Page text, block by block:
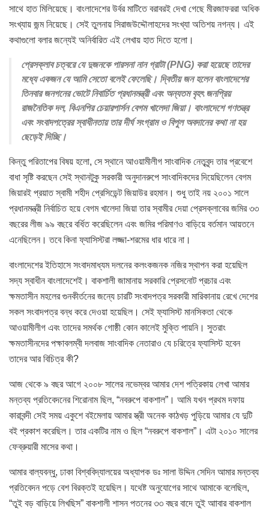
সাথে হাত মিলিয়েছে। বাংলাদেশের উর্বর মাটিতে বরাবরই দেখা গেছে মীরজাফররা অধিক
সংখ্যায় জন্ম নিয়েছে। সেই তুলনায় সিরাজউদ্দৌলাহদের সংখ্যা অতিশয় নগন্য। এই
কথাগুলো বলার জন্যেই অনির্বারিত এই লেখায় হাত দিতে হলো।
প্রেসক্লাব চত্বরে যে দুজনকে পারসনা নান গ্রাটা (PNG) করা হয়েছে তাদের
মধ্যে একজন যে আমি সেতো বলেই ফেলেছি। দ্বিতীয় জন হলেন বাংলাদেশের
তিনবার জনগনের ভোটে নিবার্চিত প্রধানমন্ত্রী এবং অন্যতম বৃহৎ জনপ্রিয়
রাজনৈতিক দল, বিএনপির চেয়ারপার্সন বেগম খালেদা জিয়া। বাংলাদেশে গণতন্ত্র
এবং সংবাদপত্রের স্বাধীনতায় তার দীর্ঘ সংগ্রাম ও বিপুল অবদানের কথা না হয়
ছেড়েই দিচ্ছি।
কিন্তু পরিতাপের বিষয় হলো, সে স্থানে আওয়ামীলীগ সাংবাদিক নেতৃবৃন্দ তার প্রবেশে
বাধা সৃষ্টি করছেন সেই স্থানটুকু সরকারী অনুদানরুপে সাংবাদিকদের দিয়েছিলেন বেগম
জিয়ারই প্রয়াত স্বামী শহীদ প্রেসিডেন্ট জিয়াউর রহমান। শুধু তাই নয় ২০০১ সালে
প্রধানমন্ত্রী নির্বাচিত হয়ে বেগম খালেদা জিয়া তার স্বামীর দেয়া প্রেসক্লাবের জমির ৩৩
বছরের লীজ ৯৯ বছরে বর্ধিত করেছিলেন এবং জমির পরিমাণও বাড়িয়ে বর্তমান আয়তনে
এনেছিলেন। তবে কিনা ফ্যাসিস্টরা লজ্জা-শরমের ধার ধারে না।
বাংলাদেশের ইতিহাসে সংবাদমাধ্যম দলনের কলংকজনক নজির স্থাপন করা হয়েছিল
সদ্য স্বাধীন বাংলাদেশেই। বাকশালী জামানায় সরকারি প্রেসনোট প্রচার এবং
ক্ষমতাসীন মহলের গুনকীর্তনের জন্যে চারটি সংবাদপত্র সরকারী মারিকানায় রেখে দেশের
সকল সংবাদপত্র বন্ধ করে দেওয়া হয়েছিল। সেই ফ্যাসিস্ট মানসিকতা থেকে
আওয়ামীলীগ এবং তাদের সমর্থক গোষ্ঠী কোন কালেই মুক্তি পায়নি। সুতরাং
ক্ষমতাসীনদের পক্ষাবলম্বী দলবাজ সাংবাদিক নেতারাও যে চরিত্রে ফ্যাসিস্ট হবেন
তাদের আর বিচিত্র কী?
আজ থেকে ৯ বছর আগে ২০০৮ সালের নভেম্বর আমার দেশ পত্রিকায় লেখা আমার
মন্তব্য প্রতিবেদনের শিরোনাম ছিল, “নবরুপে বাকশাল”। আমি যখন প্রথম দফায়
কারাবন্দী সেই সময় একুশে বইমেলায় আমার স্ত্রী অনেক কাঠখড় পুড়িয়ে আমার যে দুটি
বই প্রকাশ করেছিল। তার একটির নাম ও ছিল “নবরুপে বাকশাল”। এটা ২০১০ সালের
ফেব্রুয়ারী মাসের কথা।
আমার বাল্যবন্ধু, ঢাকা বিশ্ববিদ্যালয়ের অধ্যাপক ডঃ সালা উদ্দিন সেদিন আমার মন্তব্য
প্রতিবেদন পড়ে বেশ বিরক্তই হয়েছিল। যথেষ্ট অনুযোগের সাথে আমাকে বলেছিল,
“তুই বড় বাড়িয়ে লিখছিস” বাকশালী শাসন পতনের ৩৩ বছর বাদে তুই আাবার বাকশাল